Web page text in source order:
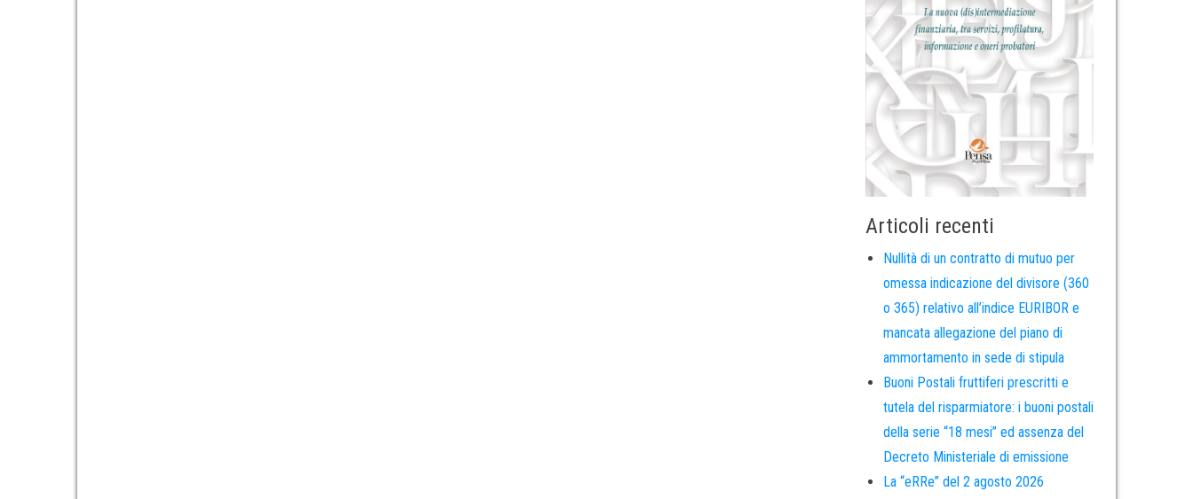
Articoli recenti
Nullità di un contratto di mutuo per
omessa indicazione del divisore (360
o 365) relativo all’indice EURIBOR e
mancata allegazione del piano di
ammortamento in sede di stipula
Buoni Postali fruttiferi prescritti e
tutela del risparmiatore: i buoni postali
della serie “18 mesi” ed assenza del
Decreto Ministeriale di emissione
La “eRRe” del 2 agosto 2026